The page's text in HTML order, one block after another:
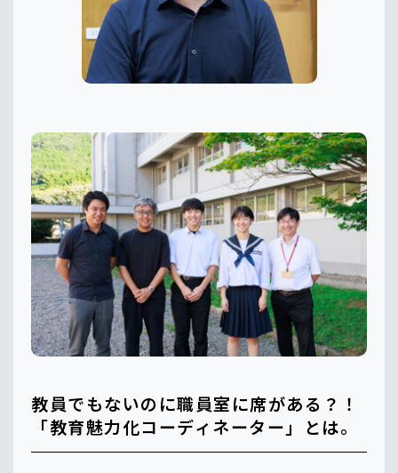
教員でもないのに職員室に席がある？！
「教育魅力化コーディネーター」とは。